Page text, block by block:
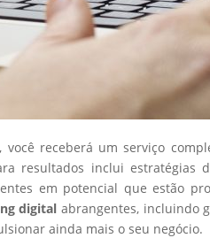
receberá um serviço
resultados inclui estratégias
em potencial que estão
digital abrangentes, incluindo
ainda mais o seu negócio.